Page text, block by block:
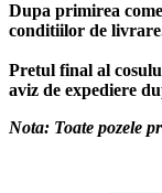
Dupa primirea
conditiilor de
Pretul final al
aviz de expediere
Nota: Toate pozele